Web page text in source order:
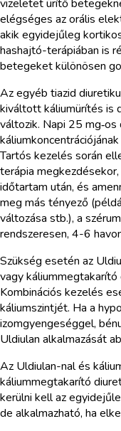
vizeletet ürítő
elégséges az orális
akik egyidejűleg
hashajtó-terápiában is
betegeket különösen
Az egyéb tiazid
kiváltott káliumürítés is
változik. Napi 25 mg‑os
Tartós kezelés során
terápia
időtartam után, és
meg más tényező
változása stb.), a
rendszeresen, 4-6
Szükség esetén az
vagy
Kombinációs kezelés
káliumszintjét. Ha a
izomgyengeséggel,
Uldiulan alkalmazását
Az Uldiulan-nal és
káliummegtakarító
kerülni kell az
de alkalmazható, ha